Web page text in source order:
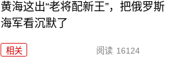
黄海这出“老将配新王”，把俄罗斯
海军看沉默了
相关 阅读 16124